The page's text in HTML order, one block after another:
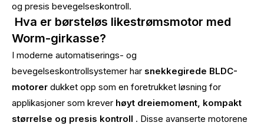
og presis bevegelseskontroll.
Hva er børsteløs likestrømsmotor med
Worm-girkasse?
I moderne automatiserings- og
bevegelseskontrollsystemer har snekkegirede BLDC-
motorer dukket opp som en foretrukket løsning for
applikasjoner som krever høyt dreiemoment, kompakt
størrelse og presis kontroll . Disse avanserte motorene